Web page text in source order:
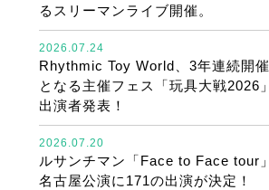
るスリーマンライブ開催。
2026.07.24
Rhythmic Toy World、3年連続開催
となる主催フェス「玩具大戦2026」
出演者発表！
2026.07.20
ルサンチマン「Face to Face tour」
名古屋公演に171の出演が決定！